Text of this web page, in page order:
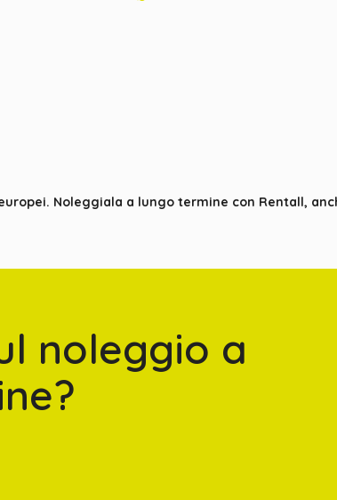
Noleggiala a lungo termine con Rentall,
noleggio a